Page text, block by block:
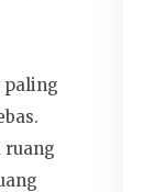
paling
ruang